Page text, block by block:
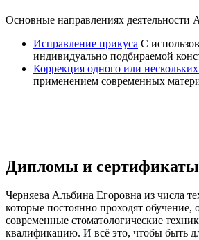
Основные направлениях
Исправление прикуса С
индивидуально подбираемой
Коррекция одного или нескольких
применением современных
Дипломы и сертификаты
Черняева Альбина Егоровна из числа
которые постоянно проходят обучение,
современные стоматологические
квалификацию. И всё это, чтобы быть